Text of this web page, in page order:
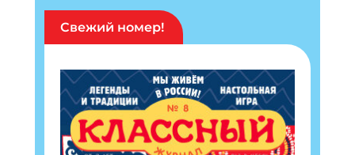
Свежий номер!
Получи электронный "Классный журнал" в
подарок!
Укажите Ваш Email